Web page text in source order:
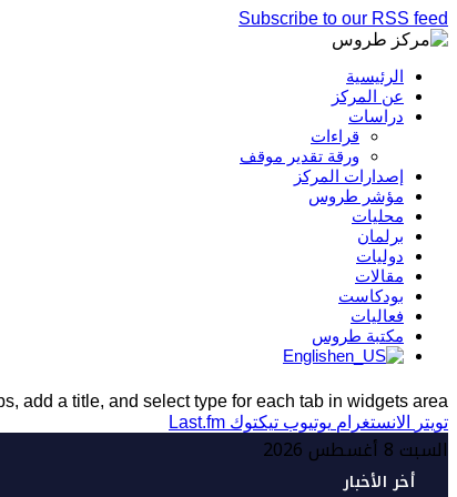
Subscribe to our RSS feed
الرئيسية
عن المركز
دراسات
قراءات
ورقة تقدير موقف
إصدارات المركز
مؤشر طروس
محليات
برلمان
دوليات
مقالات
بودكاست
فعاليات
مكتبة طروس
English
add a title, and select type for each tab in widgets area.
تويتر
الانستغرام يوتيوب تيكتوك Last.fm
السبت 8 أغسطس 2026
أخر الأخبار